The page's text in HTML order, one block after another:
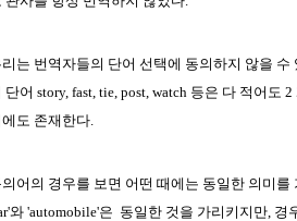
리는 번역자들의 단어 선택에 동의하지 않을
단어 story, fast, tie, post, watch 등은 다 적어도
에도 존재한다.
의어의 경우를 보면 어떤 때에는 동일한 의미
와 'automobile'은 동일한 것을 가리키지만, 경